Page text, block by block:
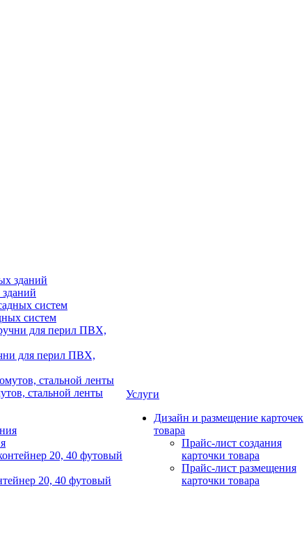
систем
для перил ПВХ,
стальной ленты
20, 40 футовый
Услуги
Дизайн и размещение карточек
товара
Прайс-лист создания
карточки товара
Прайс-лист размещения
карточки товара